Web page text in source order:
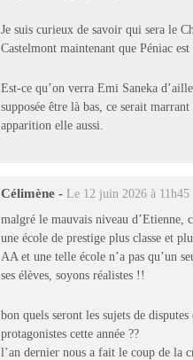
Je suis curieux de savoir qui sera le
Castelmont maintenant que Péniac est
Est-ce qu’on verra Emi Saneka
supposée être là bas, ce serait marrant
apparition elle aussi.
Célimène - Le 12 juin 2026 à 11h45
malgré le mauvais niveau d’Etienne,
une école de prestige plus classe et
AA et une telle école n’a pas qu’un
ses élèves, soyons réalistes !!
bon quels seront les sujets de disputes
protagonistes cette année ??
l’an dernier nous a fait le coup de la